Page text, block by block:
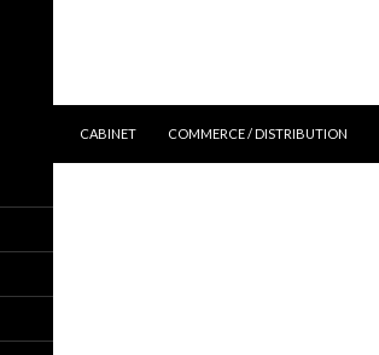
CABINET
COMMERCE / DISTRIBUTION